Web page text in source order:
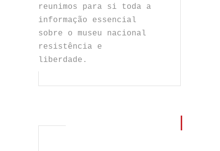
reunimos para si toda a
informação essencial
sobre o museu nacional
resistência e
liberdade.